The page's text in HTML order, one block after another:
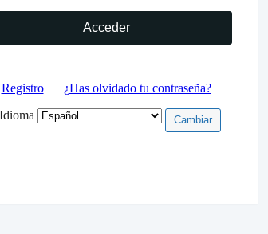
Registro
¿Has olvidado tu contraseña?
Idioma